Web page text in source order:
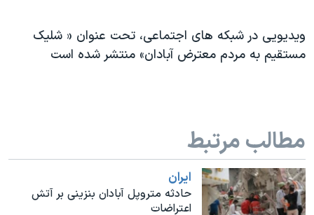
همایش محافظه‌کاران آمریکا «سی‌پک»
ویدیویی در شبکه ‌های اجتماعی، تحت عنوان « شلیک
مستقیم به مردم معترض آبادان» منتشر شده است
مطالب مرتبط
ايران
حادثه متروپل آبادان بنزینی بر آتش
اعتراضات